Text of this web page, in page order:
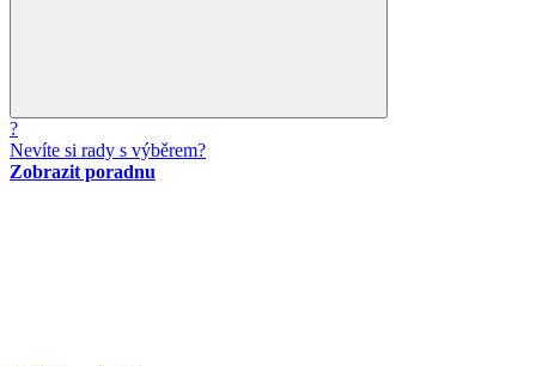
?
Nevíte si rady s výběrem?
Zobrazit poradnu